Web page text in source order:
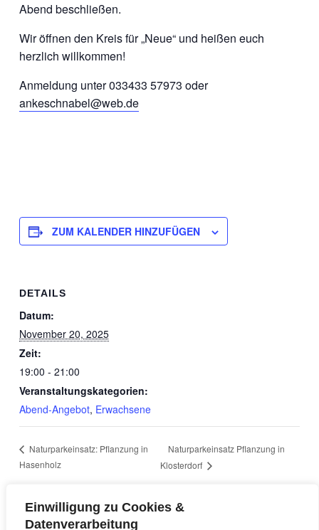
Einwilligung zu Cookies &
Datenverarbeitung
Abend beschließen.
Wir öffnen den Kreis für „Neue“ und heißen euch
herzlich willkommen!
Anmeldung unter 033433 57973 oder
ankeschnabel@web.de
ZUM KALENDER HINZUFÜGEN
DETAILS
Datum:
November 20, 2025
Zeit:
19:00 - 21:00
Veranstaltungskategorien:
Abend-Angebot, Erwachsene
Naturparkeinsatz: Pflanzung in
Hasenholz
Naturparkeinsatz Pflanzung in
Klosterdorf